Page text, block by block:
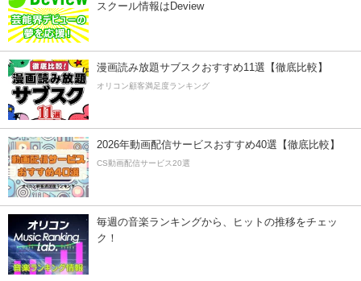
スクール情報はDeview
漫画読み放題サブスクおすすめ11選【徹底比較】
オリコン顧客満足度ランキング
2026年動画配信サービスおすすめ40選【徹底比較】
CS動画配信サービス20選
毎週の音楽ランキングから、ヒットの推移をチェッ
ク！